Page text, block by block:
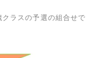
ラスの予選の組合せで